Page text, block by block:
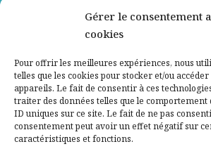
Gérer le consentement
cookies
Pour offrir les meilleures expériences, nous
telles que les cookies pour stocker et/ou
appareils. Le fait de consentir à ces
traiter des données telles que le comportement
ID uniques sur ce site. Le fait de ne pas
consentement peut avoir un effet négatif sur
caractéristiques et fonctions.
Contactez-nous
Mentions légales